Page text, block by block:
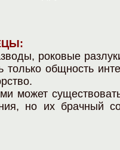
роковые
только общность
может
но их брачный